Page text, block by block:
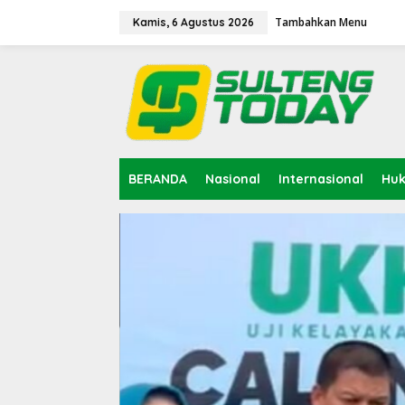
Kamis, 6 Agustus 2026 Tambahkan Menu
BERANDA Nasional Internasional